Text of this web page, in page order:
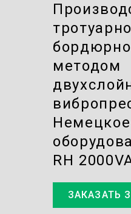
методом
Немецкое
RH
ЗАКАЗАТЬ